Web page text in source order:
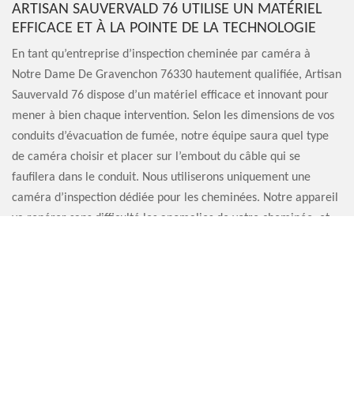
ARTISAN SAUVERVALD 76 UTILISE UN MATÉRIEL
EFFICACE ET À LA POINTE DE LA TECHNOLOGIE
En tant qu’entreprise d’inspection cheminée par caméra à
Notre Dame De Gravenchon 76330 hautement qualifiée, Artisan
Sauvervald 76 dispose d’un matériel efficace et innovant pour
mener à bien chaque intervention. Selon les dimensions de vos
conduits d’évacuation de fumée, notre équipe saura quel type
de caméra choisir et placer sur l’embout du câble qui se
faufilera dans le conduit. Nous utiliserons uniquement une
caméra d’inspection dédiée pour les cheminées. Notre appareil
va repérer sans difficulté les anomalies de votre cheminée, et